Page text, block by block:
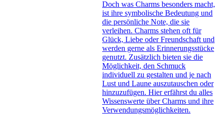
Doch was Charms besonders macht,
ist ihre symbolische Bedeutung und
die persönliche Note, die sie
verleihen. Charms stehen oft für
Glück, Liebe oder Freundschaft und
werden gerne als Erinnerungsstücke
genutzt. Zusätzlich bieten sie die
Möglichkeit, den Schmuck
individuell zu gestalten und je nach
Lust und Laune auszutauschen oder
hinzuzufügen. Hier erfährst du alles
Wissenswerte über Charms und ihre
Verwendungsmöglichkeiten.